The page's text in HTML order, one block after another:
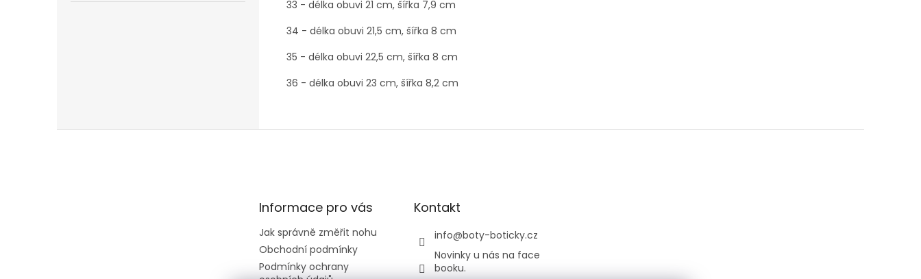
33 - délka obuvi 21 cm, šířka 7,9 cm
34 - délka obuvi 21,5 cm, šířka 8 cm
35 - délka obuvi 22,5 cm, šířka 8 cm
36 - délka obuvi 23 cm, šířka 8,2 cm
Informace pro vás
Jak správně změřit nohu
Obchodní podmínky
Podmínky ochrany
Kontakt
info@boty-boticky.cz
Novinky u nás na face
booku.